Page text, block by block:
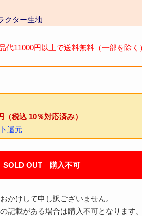
クター生地
代11000円以上で送料無料（一部を除く
（税込 10％対応済み）
還元
SOLD OUT 購入不可
かけして申し訳ございません。
記載がある場合は購入不可となります。